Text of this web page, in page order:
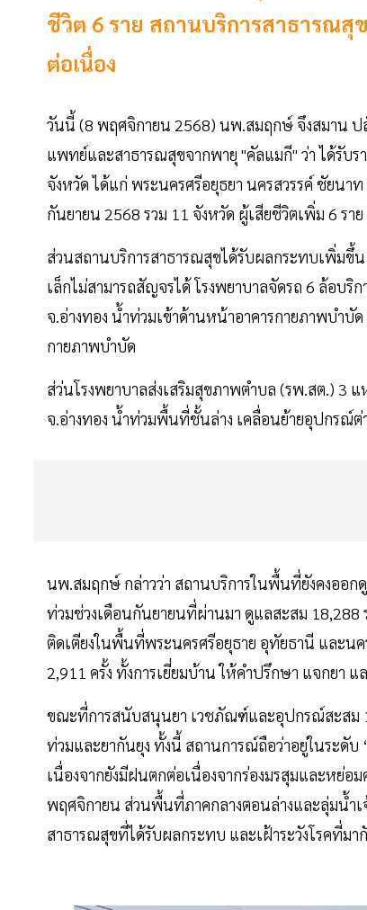
ชีวิต 6 ราย สถานบริการสาธารณสุ
ต่อเนื่อง
วันนี้ (8 พฤศจิกายน 2568) นพ.สมฤกษ์ จึงสมาน ป
แพทย์และสาธารณสุขจากพายุ "คัลแมกี" ว่า ได้รับ
จังหวัด ได้แก่ พระนครศรีอยุธยา นครสวรรค์ ชัยน
กันยายน 2568 รวม 11 จังหวัด ผู้เสียชีวิตเพิ่ม 6 ร
ส่วนสถานบริการสาธารณสุขได้รับผลกระทบเพิ่มขึ้
เล็กไม่สามารถสัญจรได้ โรงพยาบาลจัดรถ 6 ล้อบริ
จ.อ่างทอง น้ำท่วมเข้าด้านหน้าอาคารกายภาพบำ
กายภาพบำบัด
ส่ว่นโรงพยาบาลส่งเสริมสุขภาพตำบล (รพ.สต.) 3
จ.อ่างทอง น้ำท่วมพื้นที่ชั้นล่าง เคลื่อนย้ายอุปกรณ์ต่
นพ.สมฤกษ์ กล่าวว่า สถานบริการในพื้นที่ยังคงออก
ท่วมช่วงเดือนกันยายนที่ผ่านมา ดูแลสะสม 18,288
ติดเตียงในพื้นที่พระนครศรีอยุธาย อุทัยธานี และน
2,911 ครั้ง ทั้งการเยี่ยมบ้าน ให้คำปรึกษา แจกยา
ขณะที่การสนับสนุนยา เวชภัณฑ์และอุปกรณ์สะสม
ท่วมและยากันยุง ทั้งนี้ สถานการณ์ถือว่าอยู่ในระดับ
เนื่องจากยังมีฝนตกต่อเนื่องจากร่องมรสุมและหย่อ
พฤศจิกายน ส่วนพื้นที่ภาคกลางตอนล่างและลุ่มน้ำเ
สาธารณสุขที่ได้รับผลกระทบ และเฝ้าระวังโรคที่ม